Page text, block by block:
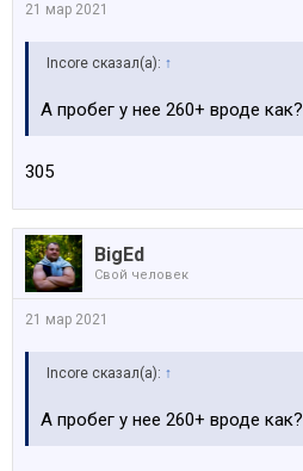
21 мар 2021
Incore сказал(а): ↑
А пробег у нее 260+ вроде как?
305
BigEd
Свой человек
21 мар 2021
Incore сказал(а): ↑
А пробег у нее 260+ вроде как?